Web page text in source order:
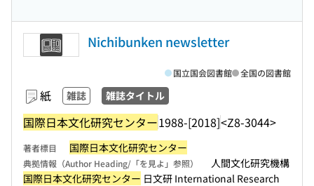
Nichibunken newsletter
紙 雑誌 雑誌タイトル
国際日本文化研究センター1988-[2018]<Z8-3044>
国立国会図書館 全国の図書館
著者標目 国際日本文化研究センター
典拠情報（Author Heading/「を見よ」参照）
人間文化研究機構
国際日本文化研究センター 日文研 International Research